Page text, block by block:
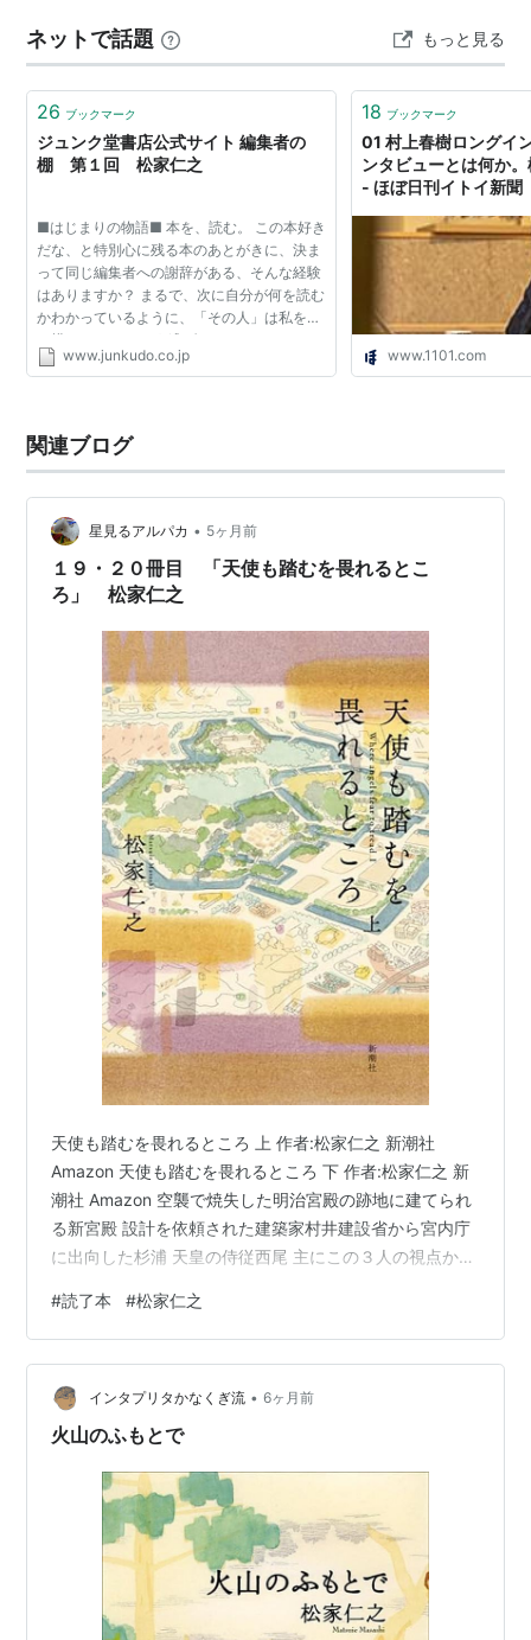
ネットで話題 もっと見る
26 ブックマーク
ジュンク堂書店公式サイト 編集者の
棚 第１回 松家仁之
■はじまりの物語■ 本を、読む。 この本好き
だな、と特別心に残る本のあとがきに、決ま
って同じ編集者への謝辞がある、そんな経験
はありますか？ まるで、次に自分が何を読む
かわかっているように、「その人」は私を待
ち構えている。 もう逃げられない！ ジュン
ク堂の店員から、そんな通報がありました。
www.junkudo.co.jp
18 ブックマーク
01 村上春樹ロングイ
ンタビューとは何か
- ほぼ日刊イトイ新聞
www.1101.com
関連ブログ
星見るアルパカ • 5ヶ月前
１９・２０冊目 「天使も踏むを畏れるとこ
ろ」 松家仁之
天使も踏むを畏れるところ 上 作者:松家仁之 新潮社
Amazon 天使も踏むを畏れるところ 下 作者:松家仁之 新
潮社 Amazon 空襲で焼失した明治宮殿の跡地に建てられ
る新宮殿 設計を依頼された建築家村井建設省から宮内庁
に出向した杉浦 天皇の侍従西尾 主にこの３人の視点から
や人間関係や立場 見方によっては劇的なことが起こらな
い起伏に乏しいというかもしれない 終盤に一発逆転牧野
を出し抜いてとはならない どこまでが事実でどこまでが
フィクションなのか 長く難しいところもある小説だった
けど引き込まれるものだった
#読了本 #松家仁之
インタプリタかなくぎ流 • 6ヶ月前
火山のふもとで